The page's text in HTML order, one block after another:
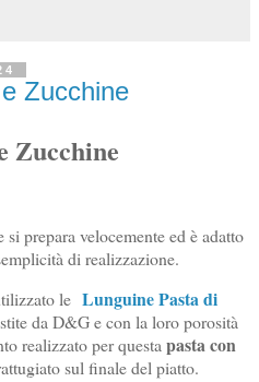
Zucchine
Zucchine
prepara velocemente ed è adatto
di realizzazione.
le Lunguine Pasta di
da D&G e con la loro porosità
realizzato per questa pasta con
sul finale del piatto.